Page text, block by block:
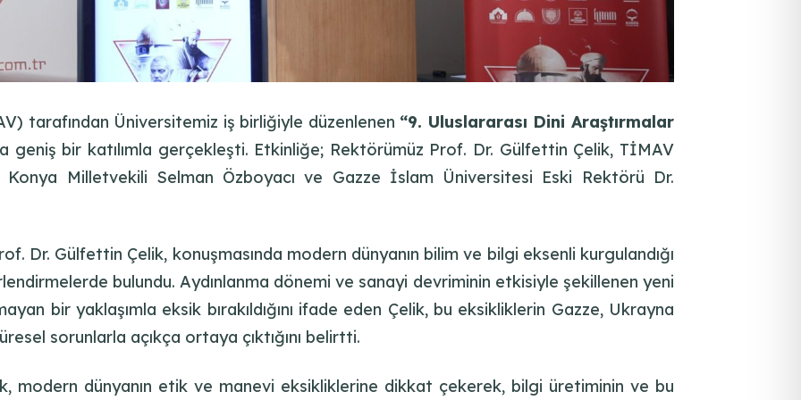
tarafından Üniversitemiz iş birliğiyle düzenlenen “9. Uluslararası Dini Araştırmalar
geniş bir katılımla gerçekleşti. Etkinliğe; Rektörümüz Prof. Dr. Gülfettin Çelik, TİMAV
Konya Milletvekili Selman Özboyacı ve Gazze İslam Üniversitesi Eski Rektörü Dr.
Dr. Gülfettin Çelik, konuşmasında modern dünyanın bilim ve bilgi eksenli kurgulandığı
bulundu. Aydınlanma dönemi ve sanayi devriminin etkisiyle şekillenen yeni
bir yaklaşımla eksik bırakıldığını ifade eden Çelik, bu eksikliklerin Gazze, Ukrayna
sorunlarla açıkça ortaya çıktığını belirtti.
modern dünyanın etik ve manevi eksikliklerine dikkat çekerek, bilgi üretiminin ve bu